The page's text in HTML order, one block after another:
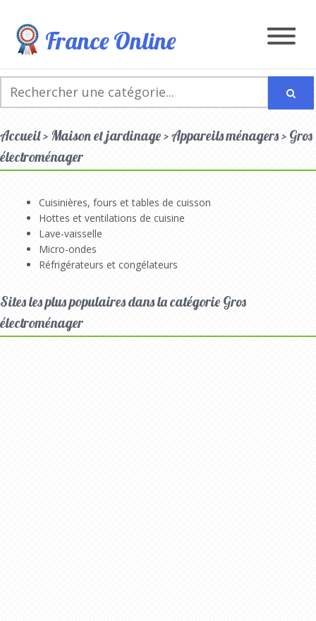
France Online
Accueil > Maison et jardinage > Appareils ménagers > Gros
électroménager
Cuisinières, fours et tables de cuisson
Hottes et ventilations de cuisine
Lave-vaisselle
Micro-ondes
Réfrigérateurs et congélateurs
Sites les plus populaires dans la catégorie Gros
électroménager